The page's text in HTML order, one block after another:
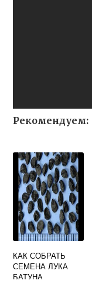
Рекомендуем:
КАК СОБРАТЬ
СЕМЕНА ЛУКА
БАТУНА